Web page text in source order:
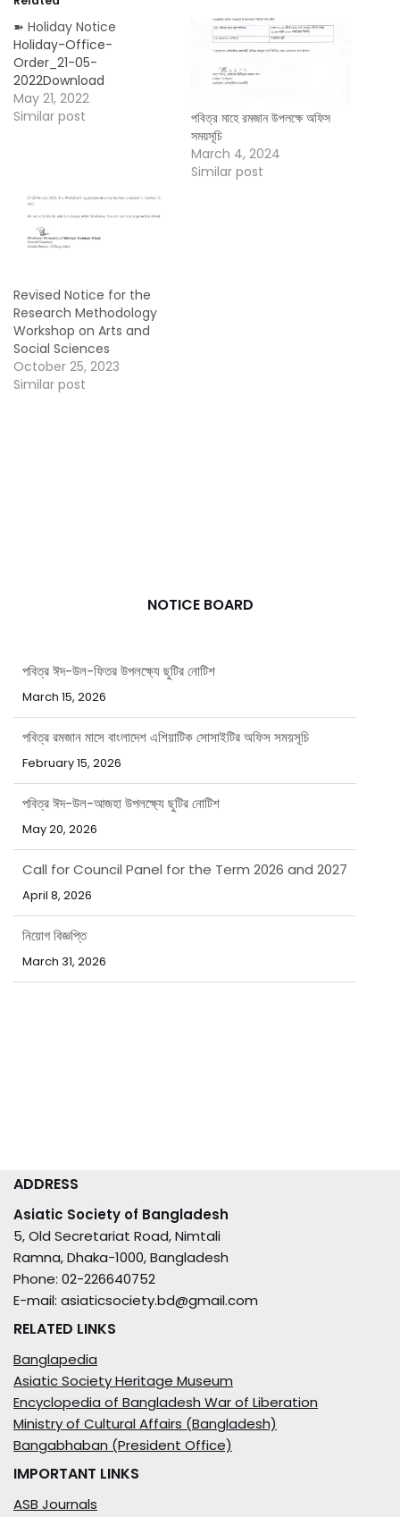
➽ Holiday Notice
Holiday-Office-
Order_21-05-
2022Download
May 21, 2022
Similar post
পবিত্র মাহে রমজান উপলক্ষে অফিস
সময়সূচি
March 4, 2024
Similar post
Revised Notice for the
Research Methodology
Workshop on Arts and
Social Sciences
October 25, 2023
Similar post
NOTICE BOARD
পবিত্র ঈদ-উল-ফিতর উপলক্ষ্যে ছুটির নোটিশ
March 15, 2026
পবিত্র রমজান মাসে বাংলাদেশ এশিয়াটিক সোসাইটির অফিস সময়সূচি
February 15, 2026
পবিত্র ঈদ-উল-আজহা উপলক্ষ্যে ছুটির নোটিশ
May 20, 2026
Call for Council Panel for the Term 2026 and 2027
April 8, 2026
নিয়োগ বিজ্ঞপ্তি
March 31, 2026
ADDRESS
Asiatic Society of Bangladesh
5, Old Secretariat Road, Nimtali
Ramna, Dhaka-1000, Bangladesh
Phone: 02-226640752
E-mail: asiaticsociety.bd@gmail.com
RELATED LINKS
Banglapedia
Asiatic Society Heritage Museum
Encyclopedia of Bangladesh War of Liberation
Ministry of Cultural Affairs (Bangladesh)
Bangabhaban (President Office)
IMPORTANT LINKS
ASB Journals